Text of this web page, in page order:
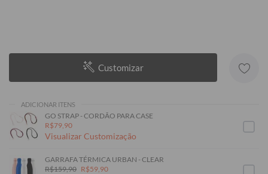
Customizar
ADICIONAR ITENS
GO STRAP - CORDÃO PARA CASE
R$79,90
Visualizar Customização
GARRAFA TÉRMICA URBAN - CLEAR
R$159,90 R$59,90